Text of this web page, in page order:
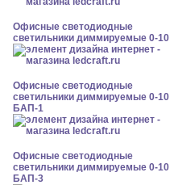
Офисные светодиодные
светильники диммируемые 0-10
Офисные светодиодные
светильники диммируемые 0-10
БАП-1
Офисные светодиодные
светильники диммируемые 0-10
БАП-3